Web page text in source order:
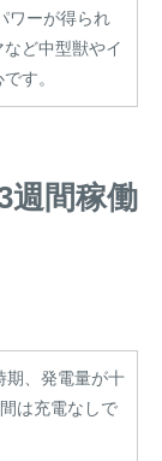
ワーが得られ
ど中型獣やイ
す。
週間稼働
期、発電量が十
は充電なしで